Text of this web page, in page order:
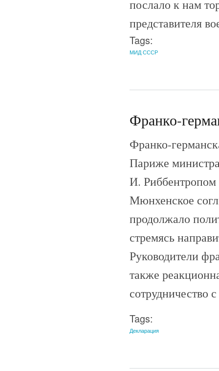
послало к нам
представителя
Tags:
МИД СССР
Франко-
Франко-
Париже
И. Риббентропом
Мюнхенское
продолжало
стремясь
Руководители
также
сотрудничество
Tags:
Декларация